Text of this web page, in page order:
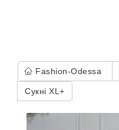
Fashion-Odessa
Сукні XL+